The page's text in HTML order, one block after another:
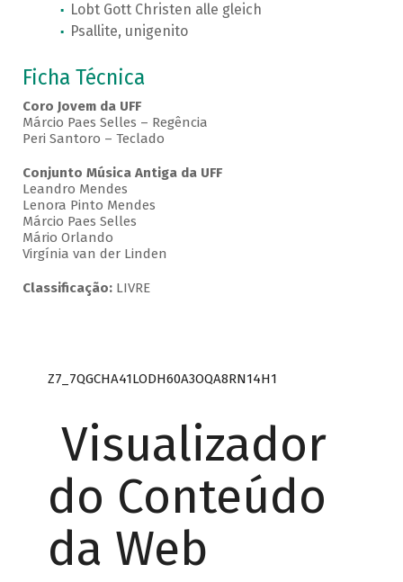
Lobt Gott Christen alle gleich
Psallite, unigenito
Ficha Técnica
Coro Jovem da UFF
Márcio Paes Selles – Regência
Peri Santoro – Teclado
Conjunto Música Antiga da UFF
Leandro Mendes
Lenora Pinto Mendes
Márcio Paes Selles
Mário Orlando
Virgínia van der Linden
Classificação:LIVRE
Z7_7QGCHA41LODH60A3OQA8RN14H1
Visualizador
do Conteúdo
da Web